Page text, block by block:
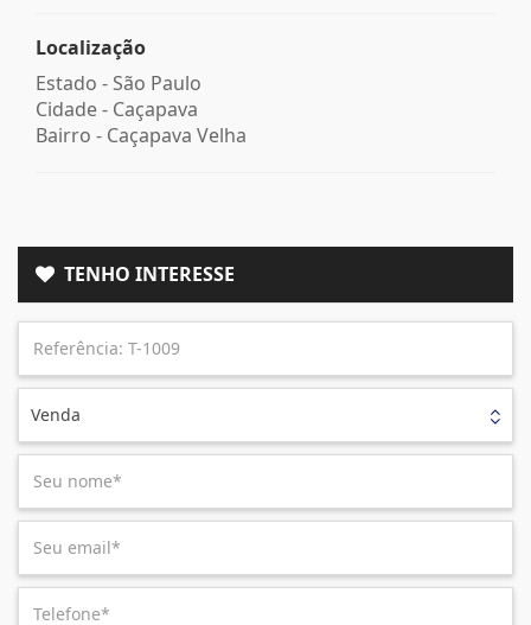
Localização
Estado - São Paulo
Cidade - Caçapava
Bairro - Caçapava Velha
TENHO INTERESSE
Venda